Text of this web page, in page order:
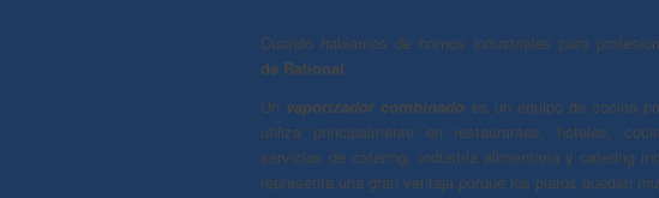
Cuando hablamos de hornos industriales para
de Rational.
Un vaporizador combinado es un equipo de cocina
utiliza principalmente en restaurantes, hoteles,
servicios de catering, industria alimentaria y catering
representa una gran ventaja porque los platos quedan